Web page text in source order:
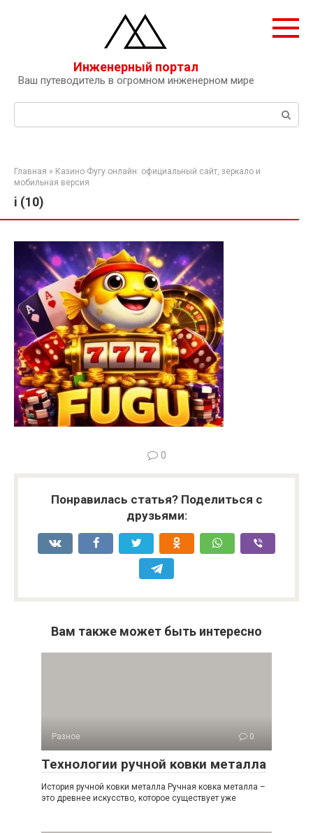
Инженерный портал
Ваш путеводитель в огромном инженерном мире
Поиск:
Главная » Казино Фугу онлайн: официальный сайт, зеркало и
мобильная версия
i (10)
0
Понравилась статья? Поделиться с
друзьями:
Вам также может быть интересно
Разное 0
Технологии ручной ковки металла
История ручной ковки металла Ручная ковка металла –
это древнее искусство, которое существует уже